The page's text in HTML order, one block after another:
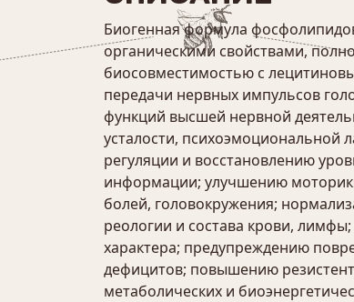
Биогенная формула
органическими свойствами,
биосовместимостью с
передачи нервных импульсов
функций высшей нервной
усталости, психоэмоциональной
регуляции и восстановлению
информации; улучшению
болей, головокружения;
реологии и состава крови,
характера; предупреждению
дефицитов; повышению
метаболических и